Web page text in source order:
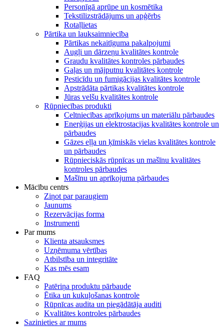
Personīgā aprūpe un kosmētika
Tekstilizstrādājums un apģērbs
Rotaļlietas
Pārtika un lauksaimniecība
Pārtikas nekaitīguma pakalpojumi
Augļi un dārzeņu kvalitātes kontrole
Graudu kvalitātes kontroles pārbaudes
Gaļas un mājputnu kvalitātes kontrole
Pesticīdu un fumigācijas kvalitātes kontrole
Apstrādāta pārtikas kvalitātes kontrole
Jūras velšu kvalitātes kontrole
Rūpniecības produkti
Celtniecības aprīkojums un materiālu pārbaudes
Enerģijas un elektrostacijas kvalitātes kontrole un
pārbaudes
Gāzes eļļa un ķīmiskās vielas kvalitātes kontrole
un pārbaudes
Rūpnieciskās rūpnīcas un mašīnu kvalitātes
kontroles pārbaudes
Mašīnu un aprīkojuma pārbaudes
Mācību centrs
Ziņot par paraugiem
Jaunums
Rezervācijas forma
Instrumenti
Par mums
Klienta atsauksmes
Uzņēmuma vērtības
Atbilstība un integritāte
Kas mēs esam
FAQ
Patēriņa produktu pārbaude
Ētika un kukuļošanas kontrole
Rūpnīcas audita un piegādātāja auditi
Kvalitātes kontroles pārbaudes
Sazinieties ar mums